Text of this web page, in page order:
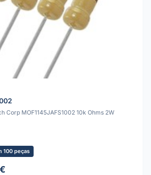
Corp MOF1145JAFS1002 10k Ohms 2W
100 peças